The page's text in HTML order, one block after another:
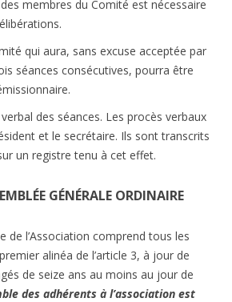
membres du Comité est nécessaire
qui aura, sans excuse acceptée par
séances consécutives, pourra être
des séances. Les procès verbaux
et le secrétaire. Ils sont transcrits
un registre tenu à cet effet.
GÉNÉRALE ORDINAIRE
de l’Association comprend tous les
alinéa de l’article 3, à jour de
de seize ans au moins au jour de
des adhérents à l’association est